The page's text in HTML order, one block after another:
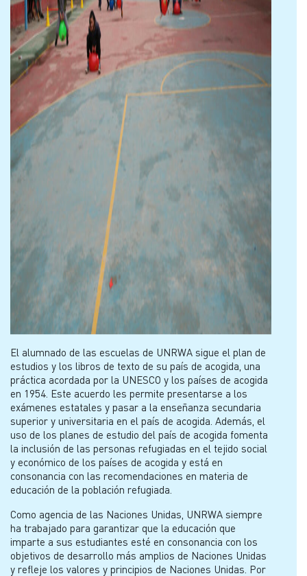
El alumnado de las escuelas de UNRWA sigue el plan de
estudios y los libros de texto de su país de acogida, una
práctica acordada por la UNESCO y los países de acogida
en 1954. Este acuerdo les permite presentarse a los
exámenes estatales y pasar a la enseñanza secundaria
superior y universitaria en el país de acogida. Además, el
uso de los planes de estudio del país de acogida fomenta
la inclusión de las personas refugiadas en el tejido social
y económico de los países de acogida y está en
consonancia con las recomendaciones en materia de
educación de la población refugiada.
Como agencia de las Naciones Unidas, UNRWA siempre
ha trabajado para garantizar que la educación que
imparte a sus estudiantes esté en consonancia con los
objetivos de desarrollo más amplios de Naciones Unidas
y refleje los valores y principios de Naciones Unidas. Por